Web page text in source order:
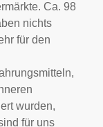
Ca. 98
nichts
für den
wurden,
für uns